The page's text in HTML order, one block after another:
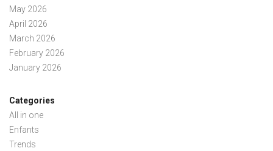
May 2026
April 2026
March 2026
February 2026
January 2026
Categories
All in one
Enfants
Trends